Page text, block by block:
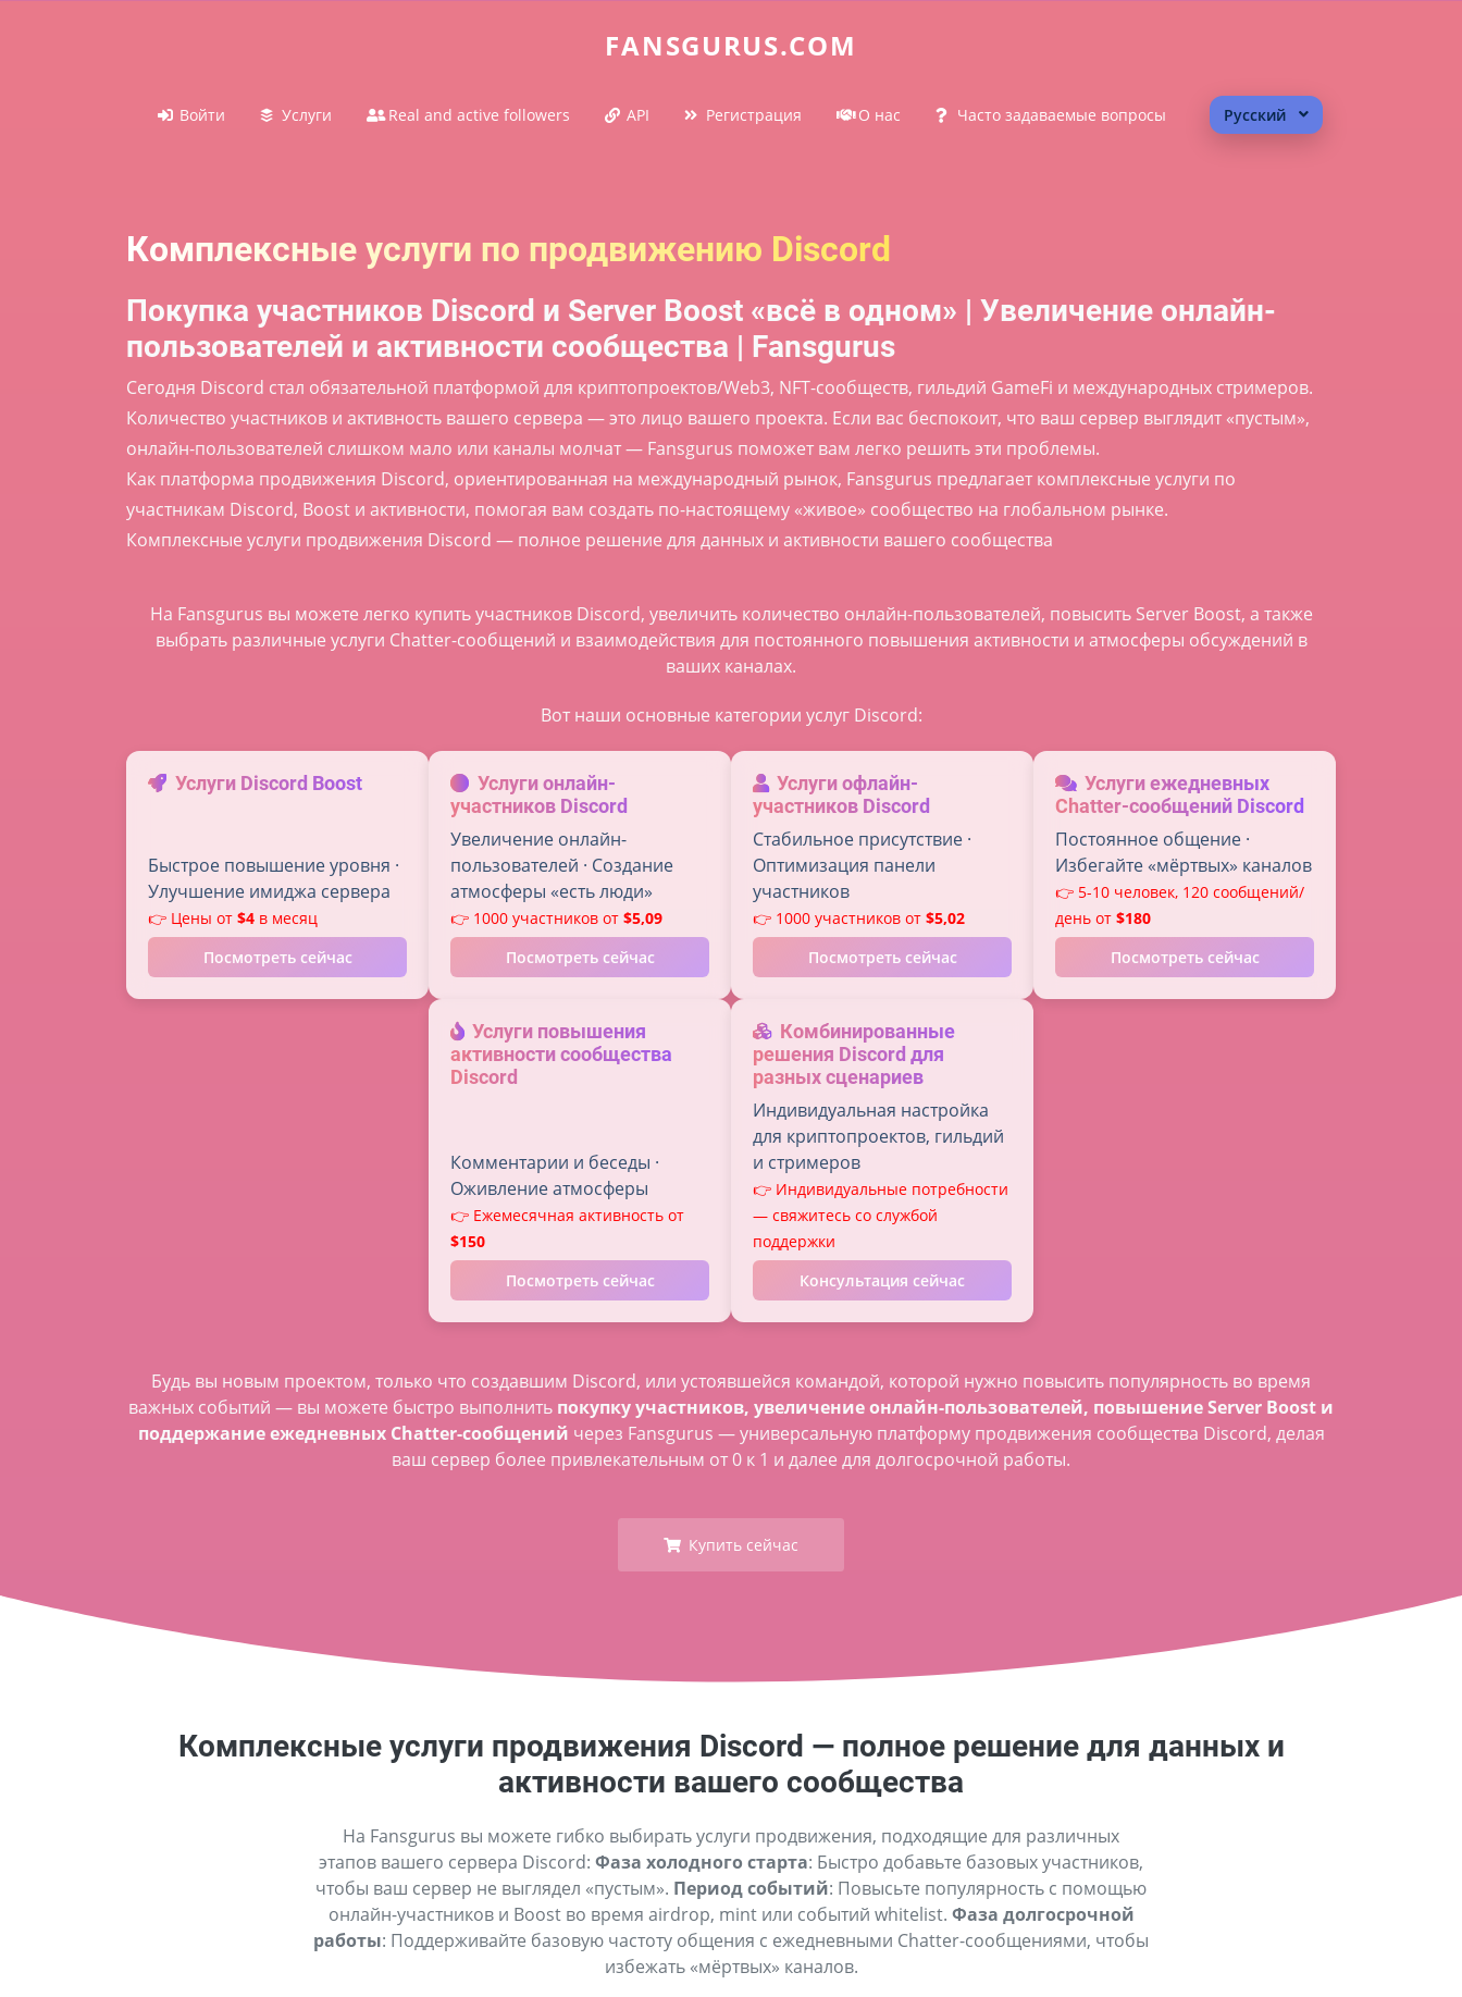
FANSGURUS.COM
Войти Услуги Real and active followers API Регистрация О нас Часто задаваемые вопросы Русский
Комплексные услуги по продвижению Discord
Покупка участников Discord и Server Boost «всё в одном» | Увеличение онлайн-
пользователей и активности сообщества | Fansgurus
Сегодня Discord стал обязательной платформой для криптопроектов/Web3, NFT-сообществ, гильдий GameFi и международных стримеров.
Количество участников и активность вашего сервера — это лицо вашего проекта. Если вас беспокоит, что ваш сервер выглядит «пустым»,
онлайн-пользователей слишком мало или каналы молчат — Fansgurus поможет вам легко решить эти проблемы.
Как платформа продвижения Discord, ориентированная на международный рынок, Fansgurus предлагает комплексные услуги по
участникам Discord, Boost и активности, помогая вам создать по-настоящему «живое» сообщество на глобальном рынке.
Комплексные услуги продвижения Discord — полное решение для данных и активности вашего сообщества
На Fansgurus вы можете легко купить участников Discord, увеличить количество онлайн-пользователей, повысить Server Boost, а также
выбрать различные услуги Chatter-сообщений и взаимодействия для постоянного повышения активности и атмосферы обсуждений в
ваших каналах.
Вот наши основные категории услуг Discord:
Услуги Discord Boost
Быстрое повышение уровня ·
Улучшение имиджа сервера
👉 Цены от $4 в месяц
Посмотреть сейчас
Услуги онлайн-
участников Discord
Увеличение онлайн-
пользователей · Создание
атмосферы «есть люди»
👉 1000 участников от $5,09
Посмотреть сейчас
Услуги офлайн-
участников Discord
Стабильное присутствие ·
Оптимизация панели
участников
👉 1000 участников от $5,02
Посмотреть сейчас
Услуги ежедневных
Chatter-сообщений Discord
Постоянное общение ·
Избегайте «мёртвых» каналов
👉 5-10 человек, 120 сообщений/
день от $180
Посмотреть сейчас
Услуги повышения
активности сообщества
Discord
Комментарии и беседы ·
Оживление атмосферы
👉 Ежемесячная активность от
$150
Посмотреть сейчас
Комбинированные
решения Discord для
разных сценариев
Индивидуальная настройка
для криптопроектов, гильдий
и стримеров
👉 Индивидуальные потребности
— свяжитесь со службой
поддержки
Консультация сейчас
Будь вы новым проектом, только что создавшим Discord, или устоявшейся командой, которой нужно повысить популярность во время
важных событий — вы можете быстро выполнить покупку участников, увеличение онлайн-пользователей, повышение Server Boost и
поддержание ежедневных Chatter-сообщений через Fansgurus — универсальную платформу продвижения сообщества Discord, делая
ваш сервер более привлекательным от 0 к 1 и далее для долгосрочной работы.
Купить сейчас
Комплексные услуги продвижения Discord — полное решение для данных и
активности вашего сообщества
На Fansgurus вы можете гибко выбирать услуги продвижения, подходящие для различных
этапов вашего сервера Discord: Фаза холодного старта: Быстро добавьте базовых участников,
чтобы ваш сервер не выглядел «пустым». Период событий: Повысьте популярность с помощью
онлайн-участников и Boost во время airdrop, mint или событий whitelist. Фаза долгосрочной
работы: Поддерживайте базовую частоту общения с ежедневными Chatter-сообщениями, чтобы
избежать «мёртвых» каналов.